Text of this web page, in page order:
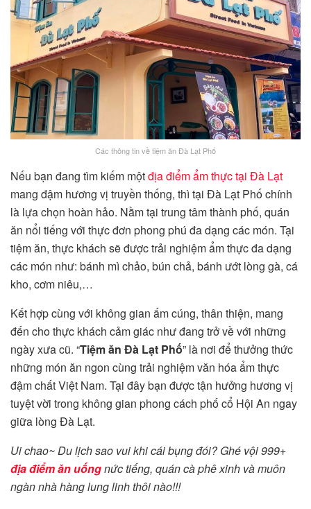
Các thông tin về tiệm ăn Đà Lạt Phố
Nếu bạn đang tìm kiếm mộtđịa điểm ẩm thực tại Đà Lạt
mang đậm hương vị truyền thống, thì tại Đà Lạt Phố chính
là lựa chọn hoàn hảo. Nằm tại trung tâm thành phố, quán
ăn nổi tiếng với thực đơn phong phú đa dạng các món. Tại
tiệm ăn, thực khách sẽ được trải nghiệm ẩm thực đa dạng
các món như: bánh mì chảo, bún chả, bánh ướt lòng gà, cá
kho, cơm niêu,…
Kết hợp cùng với không gian ấm cúng, thân thiện, mang
đến cho thực khách cảm giác như đang trở về với những
ngày xưa cũ. “Tiệm ăn Đà Lạt Phố” là nơi để thưởng thức
những món ăn ngon cùng trải nghiệm văn hóa ẩm thực
đậm chất Việt Nam. Tại đây bạn được tận hưởng hương vị
tuyệt vời trong không gian phong cách phố cổ Hội An ngay
giữa lòng Đà Lạt.
Ui chao~ Du lịch sao vui khi cái bụng đói? Ghé vội 999+
địa điểm ăn uốngnức tiếng, quán cà phê xinh và muôn
ngàn nhà hàng lung linh thôi nào!!!